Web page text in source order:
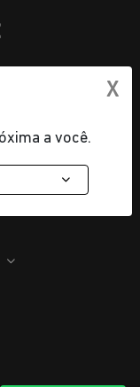
X
a você.